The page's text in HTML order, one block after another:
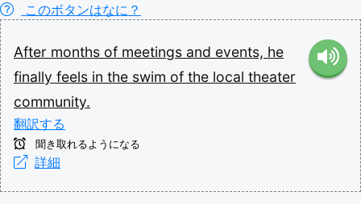
このボタンはなに？
After months of meetings and events, he
finally feels in the swim of the local theater
community.
翻訳する
聞き取れるようになる
詳細